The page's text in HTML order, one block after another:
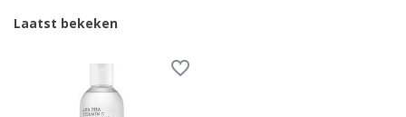
Laatst bekeken